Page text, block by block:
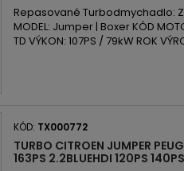
Repasované Turbodmychadlo:
MODEL: Jumper | Boxer KÓD
TD VÝKON: 107PS / 79kW ROK
KÓD: TX000772
TURBO CITROEN JUMPER
163PS 2.2BLUEHDI 120PS